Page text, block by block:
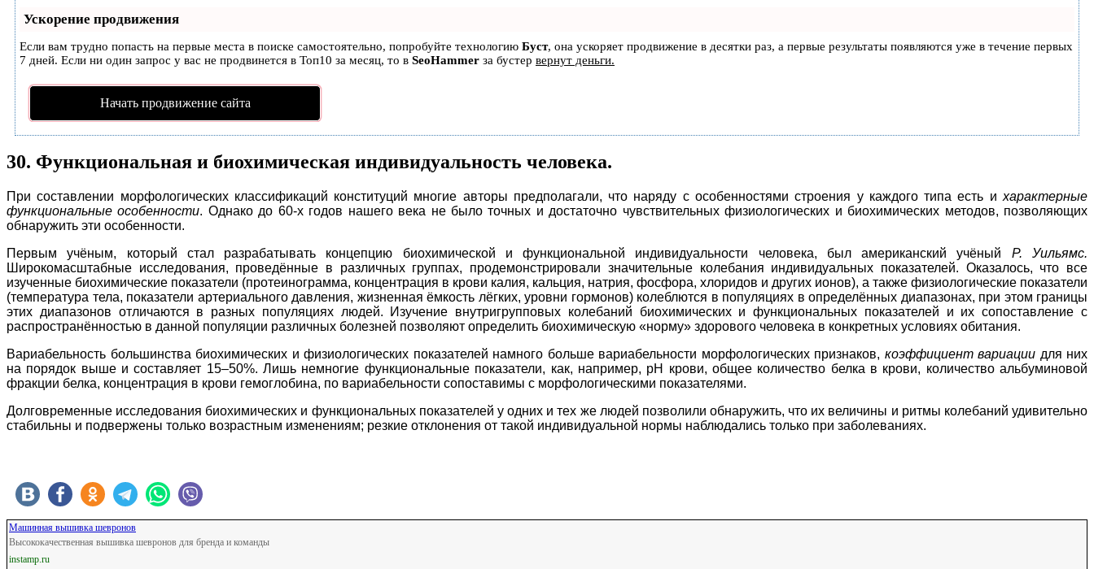
Ускорение продвижения
Если вам трудно попасть на первые места в поиске самостоятельно, попробуйте технологию Буст, она ускоряет продвижение в десятки раз, а первые результаты появляются уже в течение первых
7 дней. Если ни один запрос у вас не продвинется в Топ10 за месяц, то в SeoHammer за бустер вернут деньги.
Начать продвижение сайта
30. Функциональная и биохимическая индивидуальность человека.
При составлении морфологических классификаций конституций многие авторы предполагали, что наряду с особенностями строения у каждого типа есть и характерные
функциональные особенности. Однако до 60-х годов нашего века не было точных и достаточно чувствительных физиологических и биохимических методов, позволяющих
обнаружить эти особенности.
Первым учёным, который стал разрабатывать концепцию биохимической и функциональной индивидуальности человека, был американский учёный Р. Уильямс.
Широкомасштабные исследования, проведённые в различных группах, продемонстрировали значительные колебания индивидуальных показателей. Оказалось, что все
изученные биохимические показатели (протеинограмма, концентрация в крови калия, кальция, натрия, фосфора, хлоридов и других ионов), а также физиологические показатели
(температура тела, показатели артериального давления, жизненная ёмкость лёгких, уровни гормонов) колеблются в популяциях в определённых диапазонах, при этом границы
этих диапазонов отличаются в разных популяциях людей. Изучение внутригрупповых колебаний биохимических и функциональных показателей и их сопоставление с
распространённостью в данной популяции различных болезней позволяют определить биохимическую «норму» здорового человека в конкретных условиях обитания.
Вариабельность большинства биохимических и физиологических показателей намного больше вариабельности морфологических признаков, коэффициент вариации для них
на порядок выше и составляет 15–50%. Лишь немногие функциональные показатели, как, например, рН крови, общее количество белка в крови, количество альбуминовой
фракции белка, концентрация в крови гемоглобина, по вариабельности сопоставимы с морфологическими показателями.
Долговременные исследования биохимических и функциональных показателей у одних и тех же людей позволили обнаружить, что их величины и ритмы колебаний удивительно
стабильны и подвержены только возрастным изменениям; резкие отклонения от такой индивидуальной нормы наблюдались только при заболеваниях.
Машинная вышивка шевронов
Высококачественная вышивка шевронов для бренда и команды
instamp.ru